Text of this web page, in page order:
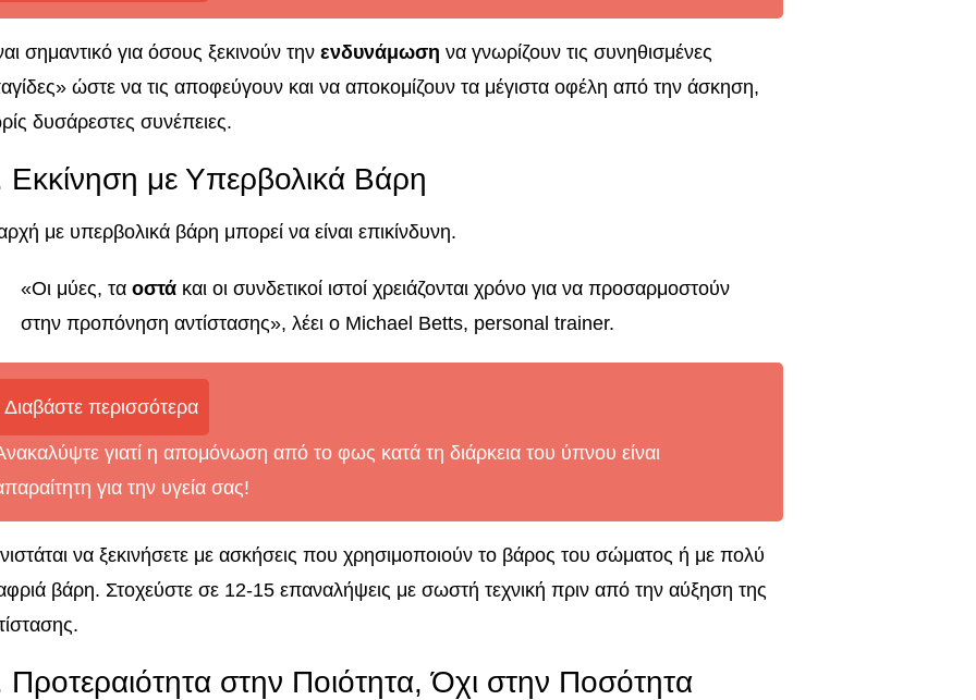
σημαντικό για όσους ξεκινούν τηνενδυνάμωση να γνωρίζουν τις συνηθισμένες
ώστε να τις αποφεύγουν και να αποκομίζουν τα μέγιστα οφέλη από την άσκηση,
δυσάρεστες συνέπειες.
Εκκίνηση με Υπερβολικά Βάρη
με υπερβολικά βάρη μπορεί να είναι επικίνδυνη.
«Οι μύες, ταοστά και οι συνδετικοί ιστοί χρειάζονται χρόνο για να προσαρμοστούν
στην προπόνηση αντίστασης», λέει ο Michael Betts, personal trainer.
Διαβάστε περισσότερα
γιατί η απομόνωση από το φως κατά τη διάρκεια του ύπνου είναι
για την υγεία σας!
να ξεκινήσετε με ασκήσεις που χρησιμοποιούν το βάρος του σώματος ή με πολύ
βάρη. Στοχεύστε σε 12-15 επαναλήψεις με σωστή τεχνική πριν από την αύξηση της
Προτεραιότητα στην Ποιότητα, Όχι στην Ποσότητα